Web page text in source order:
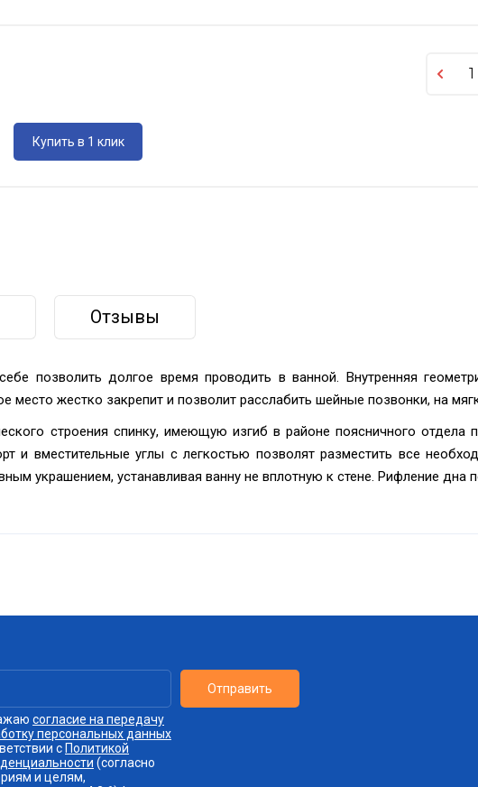
Купить в 1 клик
Отзывы
позволить долгое время проводить в ванной. Внутренняя
место жестко закрепит и позволит расслабить шейные позвонки, на
строения спинку, имеющую изгиб в районе поясничного
и вместительные углы с легкостью позволят разместить все
украшением, устанавливая ванну не вплотную к стене. Рифление
Отправить
согласие на передачу
персональных данных
с Политикой
(согласно
и целям,